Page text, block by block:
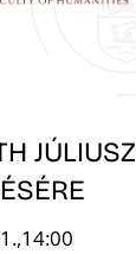
JÚLIUSZ